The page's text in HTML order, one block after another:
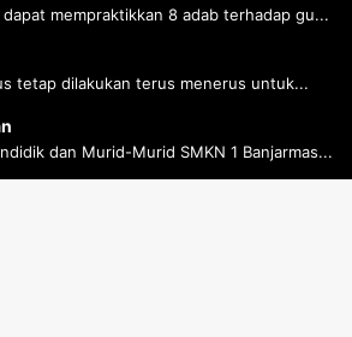
mempraktikkan 8 adab terhadap gu...
tetap dilakukan terus menerus untuk...
dan Murid-Murid SMKN 1 Banjarmas...